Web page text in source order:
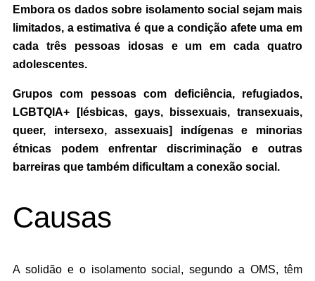
Embora os dados sobre isolamento social sejam mais
limitados, a estimativa é que a condição afete uma em
cada três pessoas idosas e um em cada quatro
adolescentes.
Grupos com pessoas com deficiência, refugiados,
LGBTQIA+ [lésbicas, gays, bissexuais, transexuais,
queer, intersexo, assexuais] indígenas e minorias
étnicas podem enfrentar discriminação e outras
barreiras que também dificultam a conexão social.
Causas
A solidão e o isolamento social, segundo a OMS, têm